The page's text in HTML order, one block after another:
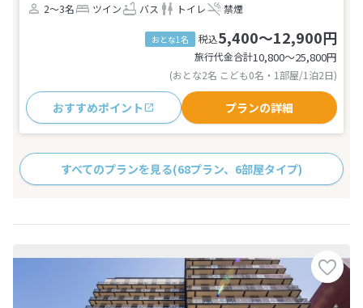
2～3名
ツイン バス トイレ 禁煙
おとな1名 税込5,400～12,900円
旅行代金合計10,800〜25,800円
(おとな2名 こども0名・1部屋/1泊2日)
おすすめポイント プランの詳細
すべてのプランを見る(68プラン、6部屋タイプ)